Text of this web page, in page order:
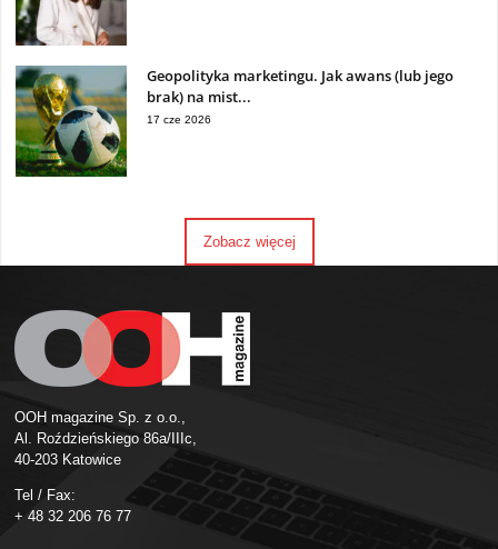
Geopolityka marketingu. Jak awans (lub jego
brak) na mist...
17 cze 2026
Zobacz więcej
OOH magazine Sp. z o.o.,
Al. Roździeńskiego 86a/IIIc,
40-203 Katowice
Tel / Fax:
+ 48 32 206 76 77